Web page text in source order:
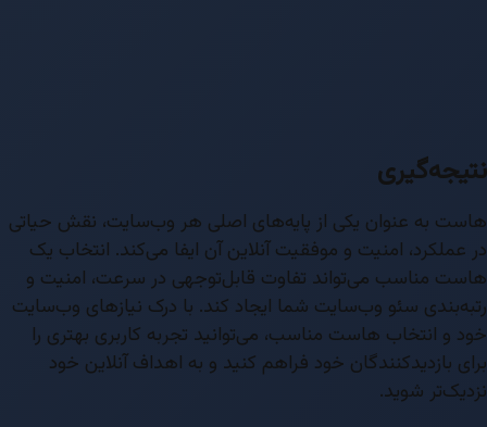
نتیجه‌گیری
هاست به عنوان یکی از پایه‌های اصلی هر وب‌سایت، نقش حیاتی
در عملکرد، امنیت و موفقیت آنلاین آن ایفا می‌کند. انتخاب یک
هاست مناسب می‌تواند تفاوت قابل‌توجهی در سرعت، امنیت و
رتبه‌بندی سئو وب‌سایت شما ایجاد کند. با درک نیازهای وب‌سایت
خود و انتخاب هاست مناسب، می‌توانید تجربه کاربری بهتری را
برای بازدیدکنندگان خود فراهم کنید و به اهداف آنلاین خود
نزدیک‌تر شوید.